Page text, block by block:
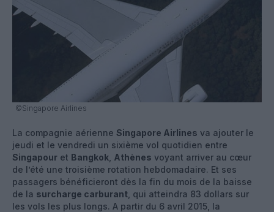
©Singapore Airlines
La compagnie aérienne Singapore Airlines va ajouter le
jeudi et le vendredi un sixième vol quotidien entre
Singapour et Bangkok Athènes voyant arriver au cœur
de l’été une troisième rotation hebdomadaire. Et ses
passagers bénéficieront dès la fin du mois de la baisse
de la surcharge carburant , qui atteindra 83 dollars sur
les vols les plus longs. A partir du 6 avril 2015, la